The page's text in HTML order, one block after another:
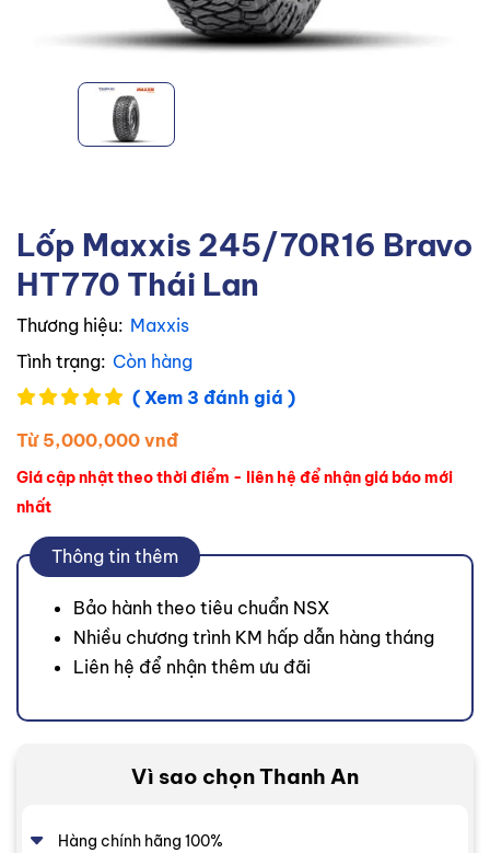
Lốp Maxxis 245/70R16 Bravo
HT770 Thái Lan
Thương hiệu: Maxxis
Tình trạng: Còn hàng
( Xem 3 đánh giá )
Từ 5,000,000 vnđ
Giá cập nhật theo thời điểm - liên hệ để nhận giá báo mới
nhất
Thông tin thêm
Bảo hành theo tiêu chuẩn NSX
Nhiều chương trình KM hấp dẫn hàng tháng
Liên hệ để nhận thêm ưu đãi
Vì sao chọn Thanh An
Hàng chính hãng 100%